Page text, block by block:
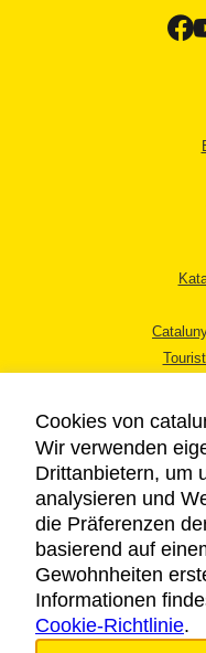
Cookies von
Wir verwenden
Drittanbietern, um
analysieren und
die Präferenzen
basierend auf
Gewohnheiten
Informationen
Cookie-Richtlinie.